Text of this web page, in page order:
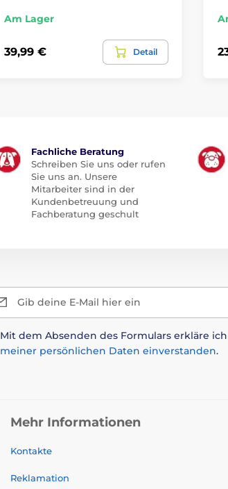
Am Lager
39,99 € Detail
Fachliche Beratung
Schreiben Sie uns oder rufen
Sie uns an. Unsere
Mitarbeiter sind in der
Kundenbetreuung und
Fachberatung geschult
Gib deine E-Mail hier ein
Mit dem Absenden des Formulars erkläre
meiner persönlichen Daten einverstanden.
Mehr Informationen
Kontakte
Reklamation